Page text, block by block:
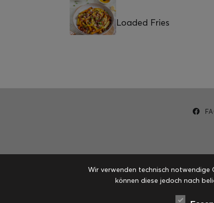
Loaded Fries
Wir verwenden technisch
können diese jedoch nach